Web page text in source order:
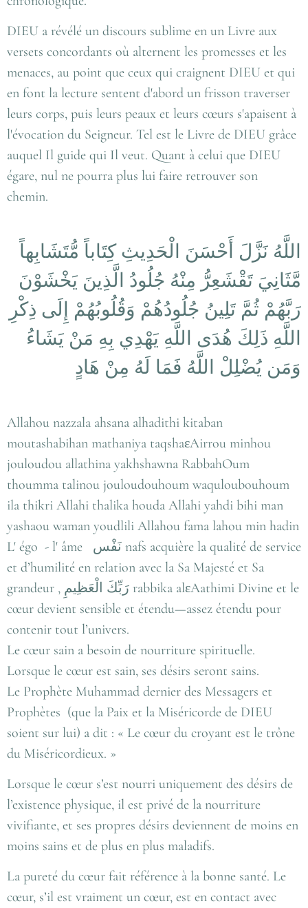
DIEU a révélé un discours sublime en un Livre aux
versets concordants où alternent les promesses et les
menaces, au point que ceux qui craignent DIEU et qui
en font la lecture sentent d'abord un frisson traverser
leurs corps, puis leurs peaux et leurs cœurs s'apaisent à
l'évocation du Seigneur. Tel est le Livre de DIEU grâce
auquel Il guide qui Il veut. Quant à celui que DIEU
égare, nul ne pourra plus lui faire retrouver son
chemin.
اللَّهُ نَزَّلَ أَحْسَنَ الْحَدِيثِ كِتَاباً مُّتَشَابِهاً
مَّثَانِيَ تَقْشَعِرُّ مِنْهُ جُلُودُ الَّذِينَ يَخْشَوْنَ
رَبَّهُمْ ثُمَّ تَلِينُ جُلُودُهُمْ وَقُلُوبُهُمْ إِلَى ذِكْرِ
اللَّهِ ذَلِكَ هُدَى اللَّهِ يَهْدِي بِهِ مَنْ يَشَاءُ
وَمَن يُضْلِلْ اللَّهُ فَمَا لَهُ مِنْ هَادٍ
Allahou nazzala ahsana alhadithi kitaban
moutashabihan mathaniya taqshaεAirrou minhou
jouloudou allathina yakhshawna RabbahOum
thoumma talinou jouloudouhoum waquloubouhoum
ila thikri Allahi thalika houda Allahi yahdi bihi man
yashaou waman youdlili Allahou fama lahou min hadin
L' égo - l' âme نَفْس nafs acquière la qualité de service
et d’humilité en relation avec la Sa Majesté et Sa
grandeur , رَبِّكَ الْعَظِيمِ rabbika alεAathimi Divine et le
cœur devient sensible et étendu—assez étendu pour
contenir tout l’univers.
Le cœur sain a besoin de nourriture spirituelle.
Lorsque le cœur est sain, ses désirs seront sains.
Le Prophète Muhammad dernier des Messagers et
Prophètes (que la Paix et la Miséricorde de DIEU
soient sur lui) a dit : « Le cœur du croyant est le trône
du Miséricordieux. »
Lorsque le cœur s’est nourri uniquement des désirs de
l’existence physique, il est privé de la nourriture
vivifiante, et ses propres désirs deviennent de moins en
moins sains et de plus en plus maladifs.
La pureté du cœur fait référence à la bonne santé. Le
cœur, s’il est vraiment un cœur, est en contact avec